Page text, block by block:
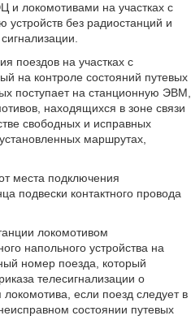
локомотивами на участках с
устройств без радиостанций и
поездов на участках с
на контроле состояний путевых
поступает на станционную ЭВМ,
находящихся в зоне связи
свободных и исправных
маршрутах,
места подключения
подвески контактного провода
локомотивом
напольного устройства на
номер поезда, который
телесигнализации о
если поезд следует в
состоянии путевых